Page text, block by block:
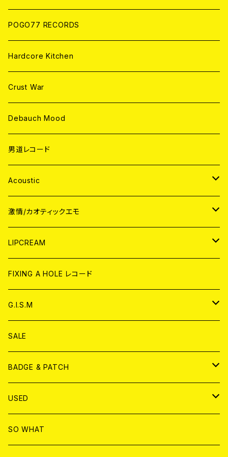
POGO77 RECORDS
Hardcore Kitchen
Crust War
Debauch Mood
男道レコード
Acoustic
JAPAN
CD
ANALOG
WORLD
CD
ANALOG
激情/カオティックエモ
JAPAN
CD
ANALOG
WORLD
CD
ANALOG
LIPCREAM
CD
アナログ
DVD
T-shirt & WEAR
FIXING A HOLE レコード
G.I.S.M
CD
ANALOG
T-SHIRT & WEAR
DVD
SALE
BADGE & PATCH
BADGE
PATCH
USED
書籍
SO WHAT